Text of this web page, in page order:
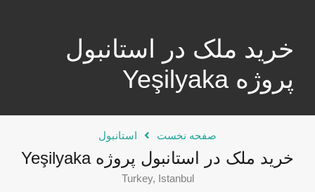
خرید ملک در استانبول
پروژه Yeşilyaka
صفحه نخست استانبول
خرید ملک در استانبول پروژه Yeşilyaka
Turkey, Istanbul